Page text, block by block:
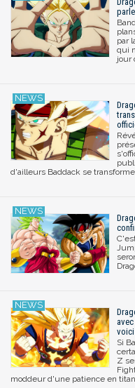
par
qui
jour
d'ailleurs Baddack se
Si
Z
moddeur d'une patience en